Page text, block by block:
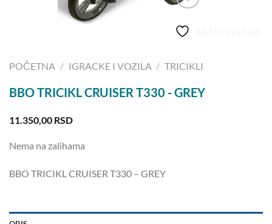
POČETNA / IGRACKE I VOZILA / TRICIKLI
BBO TRICIKL CRUISER T330 - GREY
11.350,00 RSD
Nema na zalihama
BBO TRICIKL CRUISER T330 – GREY